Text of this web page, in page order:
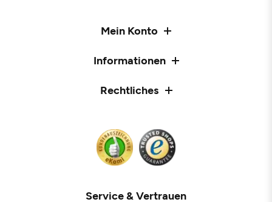
Mein Konto
Informationen
Rechtliches
Service & Vertrauen